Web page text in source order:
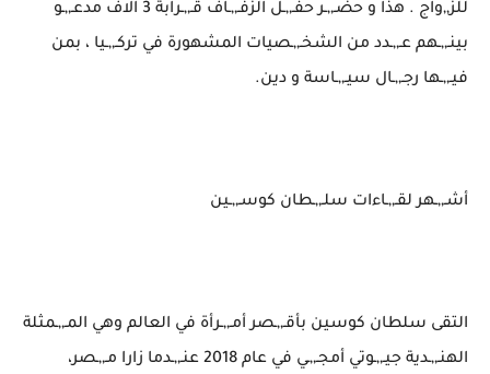
للز,,واج . هذا و حضـ,,ـر حفـ,,ـل الزفـ,,ـاف قـ,,ـرابة 3 آلاف مدعـ,,ـو
بينـ,,ـهم عـ,,ـدد من الشخـ,,ـصيات المشهورة في تركـ,,ـيا ، بمن
فيـ,,ـها رجـ,,ـال سيـ,,ـاسة و دين.
أشـ,,ـهر لقـ,,ـاءات سلـ,,ـطان كوسـ,,ـين
التقى سلطان كوسين بأقـ,,ـصر أمـ,,ـرأة في العالم وهي المـ,,ـمثلة
الهنـ,,ـدية جيـ,,ـوتي أمجـ,,ـي في عام 2018 عنـ,,ـدما زارا مـ,,ـصر،